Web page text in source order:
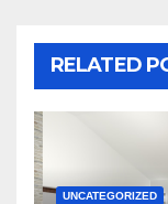
RELATED
UNCATEGORIZED